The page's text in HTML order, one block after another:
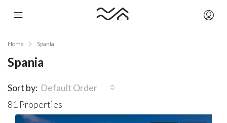
Home Spania
Spania
81 Properties
Sort by: Default Order